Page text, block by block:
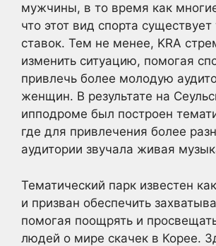
мужчины, в то время как
что этот вид спорта
ставок. Тем не менее, KRA
изменить ситуацию, помогая
привлечь более молодую
женщин. В результате на
ипподроме был построен
где для привлечения более
аудитории звучала живая
Тематический парк известен
и призван обеспечить
помогая поощрять и
людей о мире скачек в Корее.